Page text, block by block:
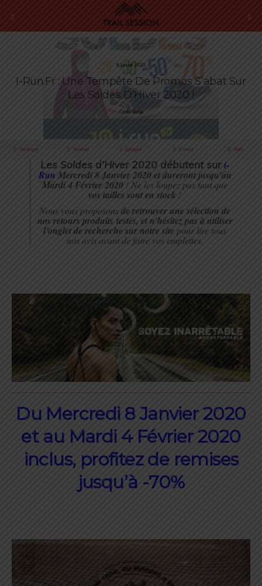
8 Janvier 2020
I-Run.fr : Une Tempête De Promos S’abat Sur
Les Soldes D’Hiver 2020 !
Cédric Masip
Partager Tweeter Épingler E-mail SMS
Les Soldes d’Hiver 2020 débutent sur i-
Run Mercredi 8 Janvier 2020 et dureront jusqu’au
Mardi 4 Février 2020 ! Ne les loupez pas tant que
vos tailles sont en stock !
Nous vous proposonsde retrouver une sélection de
nos retours produits testés, et n’hésitez pas à utiliser
l’onglet de recherche sur notre site pour lire tous
nos avis avant de faire vos emplettes.
Du Mercredi 8 Janvier 2020
et au Mardi 4 Février 2020
inclus, profitez de remises
jusqu’à -70%